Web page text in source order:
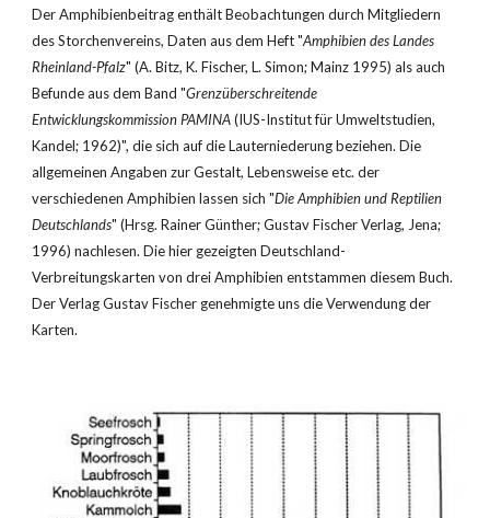
Der Amphibienbeitrag enthält Beobachtungen durch Mitgliedern
des Storchenvereins, Daten aus dem Heft "Amphibien des Landes
Rheinland-Pfalz" (A. Bitz, K. Fischer, L. Simon; Mainz 1995) als auch
Befunde aus dem Band "Grenzüberschreitende
Entwicklungskommission PAMINA (IUS-Institut für Umweltstudien,
Kandel; 1962)", die sich auf die Lauterniederung beziehen. Die
allgemeinen Angaben zur Gestalt, Lebensweise etc. der
verschiedenen Amphibien lassen sich "Die Amphibien und Reptilien
Deutschlands" (Hrsg. Rainer Günther; Gustav Fischer Verlag, Jena;
1996) nachlesen. Die hier gezeigten Deutschland-
Verbreitungskarten von drei Amphibien entstammen diesem Buch.
Der Verlag Gustav Fischer genehmigte uns die Verwendung der
Karten.